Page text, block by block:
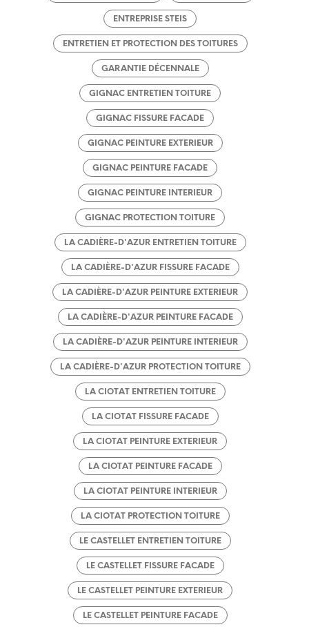
ENTREPRISE STEIS
ENTRETIEN ET PROTECTION DES TOITURES
GARANTIE DÉCENNALE
GIGNAC ENTRETIEN TOITURE
GIGNAC FISSURE FACADE
GIGNAC PEINTURE EXTERIEUR
GIGNAC PEINTURE FACADE
GIGNAC PEINTURE INTERIEUR
GIGNAC PROTECTION TOITURE
LA CADIÈRE-D'AZUR ENTRETIEN TOITURE
LA CADIÈRE-D'AZUR FISSURE FACADE
LA CADIÈRE-D'AZUR PEINTURE EXTERIEUR
LA CADIÈRE-D'AZUR PEINTURE FACADE
LA CADIÈRE-D'AZUR PEINTURE INTERIEUR
LA CADIÈRE-D'AZUR PROTECTION TOITURE
LA CIOTAT ENTRETIEN TOITURE
LA CIOTAT FISSURE FACADE
LA CIOTAT PEINTURE EXTERIEUR
LA CIOTAT PEINTURE FACADE
LA CIOTAT PEINTURE INTERIEUR
LA CIOTAT PROTECTION TOITURE
LE CASTELLET ENTRETIEN TOITURE
LE CASTELLET FISSURE FACADE
LE CASTELLET PEINTURE EXTERIEUR
LE CASTELLET PEINTURE FACADE